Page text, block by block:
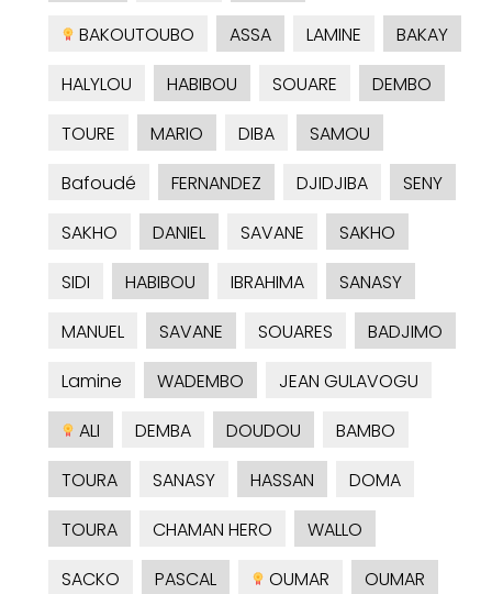
BAKOUTOUBO
ASSA LAMINE
BAKAY
HALYLOU
HABIBOU SOUARE
DEMBO
TOURE
MARIO DIBA
SAMOU
Bafoudé
FERNANDEZ DJIDJIBA
SENY
SAKHO
DANIEL SAVANE
SAKHO
SIDI
HABIBOU IBRAHIMA
SANASY
MANUEL
SAVANE SOUARES
BADJIMO
Lamine
WADEMBO
JEAN GULAVOGU
ALI
DEMBA DOUDOU
BAMBO
TOURA
SANASY HASSAN
DOMA
TOURA
CHAMAN HERO
WALLO
SACKO
PASCAL OUMAR OUMAR